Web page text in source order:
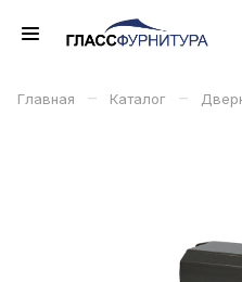
Главная – Каталог –